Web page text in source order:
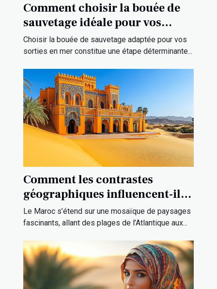
Comment choisir la bouée de
sauvetage idéale pour vos
sorties en mer ?
Choisir la bouée de sauvetage adaptée pour vos
sorties en mer constitue une étape déterminante...
Comment les contrastes
géographiques influencent-ils
la culture marocaine ?
Le Maroc s’étend sur une mosaïque de paysages
fascinants, allant des plages de l’Atlantique aux...